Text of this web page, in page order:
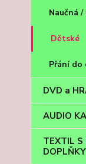
Naučná
Dětské
Přání do
DVD a
AUDIO
TEXTIL S
DOPLŇKY